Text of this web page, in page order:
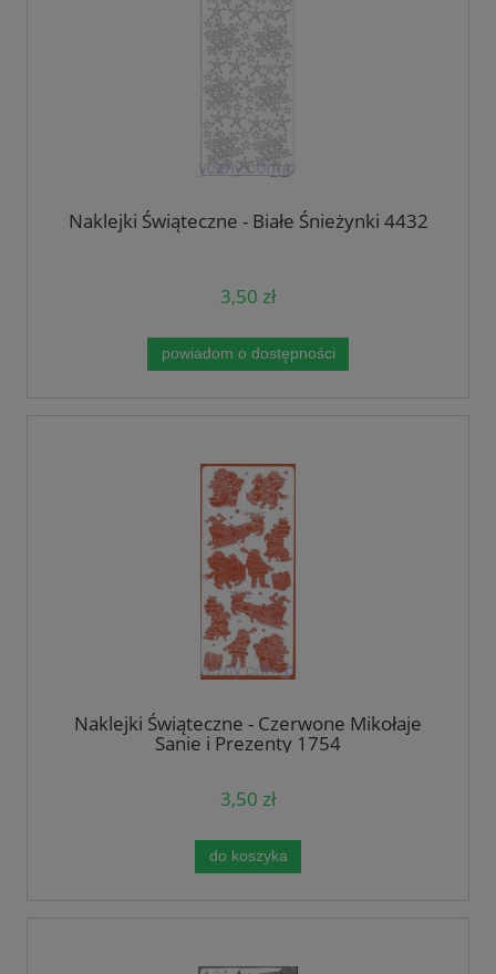
Naklejki Świąteczne - Białe Śnieżynki 4432
3,50 zł
powiadom o dostępności
Naklejki Świąteczne - Czerwone Mikołaje
Sanie i Prezenty 1754
3,50 zł
do koszyka